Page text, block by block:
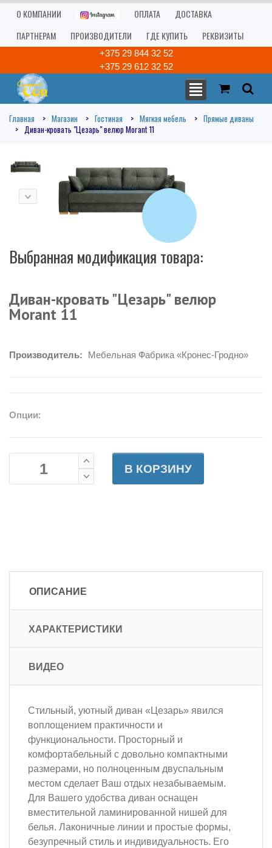
О КОМПАНИИ ОПЛАТА
ДОСТАВКА
ПАРТНЕРАМ
ПРОИЗВОДИТЕЛИ ГДЕ КУПИТЬ РЕКВИЗИТЫ
+375 29 844 32 52
+375 29 612 32 52
Главная Магазин Гостиная Мягкая мебель
Прямые диваны
Диван-кровать "Цезарь" велюр Morant 11
Выбранная модификация товара:
Диван-кровать "Цезарь" велюр
Morant 11
Производитель: Мебельная Фабрика «Кронес-Гродно»
Опции:
В КОРЗИНУ
ОПИСАНИЕ
ХАРАКТЕРИСТИКИ
ВИДЕО
Стильный, уютный диван «Цезарь» явился
воплощением практичности и
функциональности. Просторный и
комфортабельный с довольно компактными
размерами, но полноценным двуспальным
местом сделает Ваш отдых незабываемым.
Для Вашего удобства диван оснащен
вместительной ламинированной нишей для
белья. Лаконичные линии и простые формы,
безупречный стиль и индивидуальность. Его